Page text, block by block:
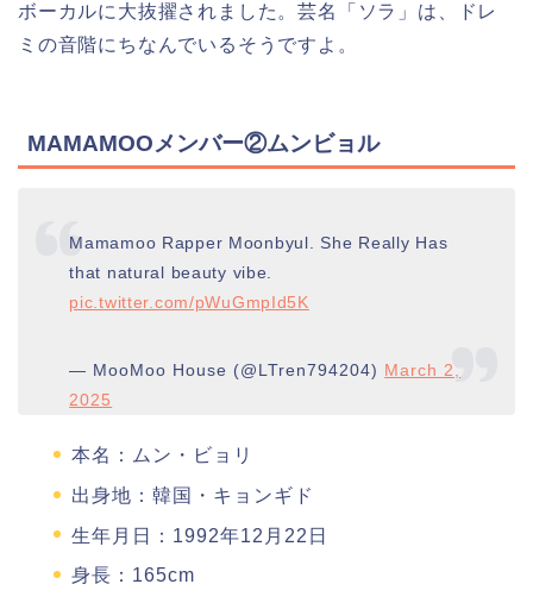
ボーカルに大抜擢されました。芸名「ソラ」は、ドレ
ミの音階にちなんでいるそうですよ。
MAMAMOOメンバー②ムンビョル
Mamamoo Rapper Moonbyul. She Really Has
that natural beauty vibe.
pic.twitter.com/pWuGmpId5K
— MooMoo House (@LTren794204) March 2,
2025
本名：ムン・ビョリ
出身地：韓国・キョンギド
生年月日：1992年12月22日
身長：165cm